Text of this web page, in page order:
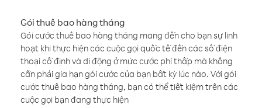
Gói thuê bao hàng tháng
Gói cước thuê bao hàng tháng mang đến cho bạn sự linh
hoạt khi thực hiện các cuộc gọi quốc tế đến các số điện
thoại cố định và di động ở mức cước phí thấp mà không
cần phải gia hạn gói cước của bạn bất kỳ lúc nào. Với gói
cước thuê bao hàng tháng, bạn có thể tiết kiệm trên các
cuộc gọi bạn đang thực hiện